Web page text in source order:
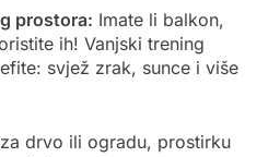
prostora: Imate li balkon,
ih! Vanjski trening
svjež zrak, sunce i više
drvo ili ogradu, prostirku